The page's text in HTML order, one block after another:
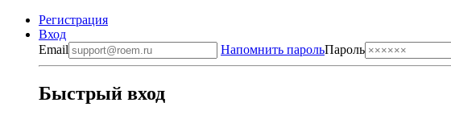
Регистрация
Вход
Email
Напомнить парольПароль
Быстрый вход